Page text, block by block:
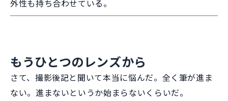
外性も持ち合わせている。
もうひとつのレンズから
さて、撮影後記と聞いて本当に悩んだ。全く筆が進ま
ない。進まないというか始まらないくらいだ。